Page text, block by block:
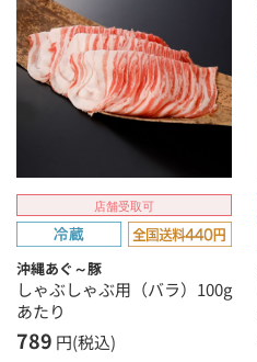
店舗受取可
沖縄あぐ～豚
しゃぶしゃぶ用（バラ）100g
あたり
789 円(税込)